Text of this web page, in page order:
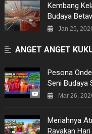
Kembang
Budaya
Jan 25,
ANGET ANGET
Pesona
Seni Budaya
Mar 26,
Meriahnya
Rayakan